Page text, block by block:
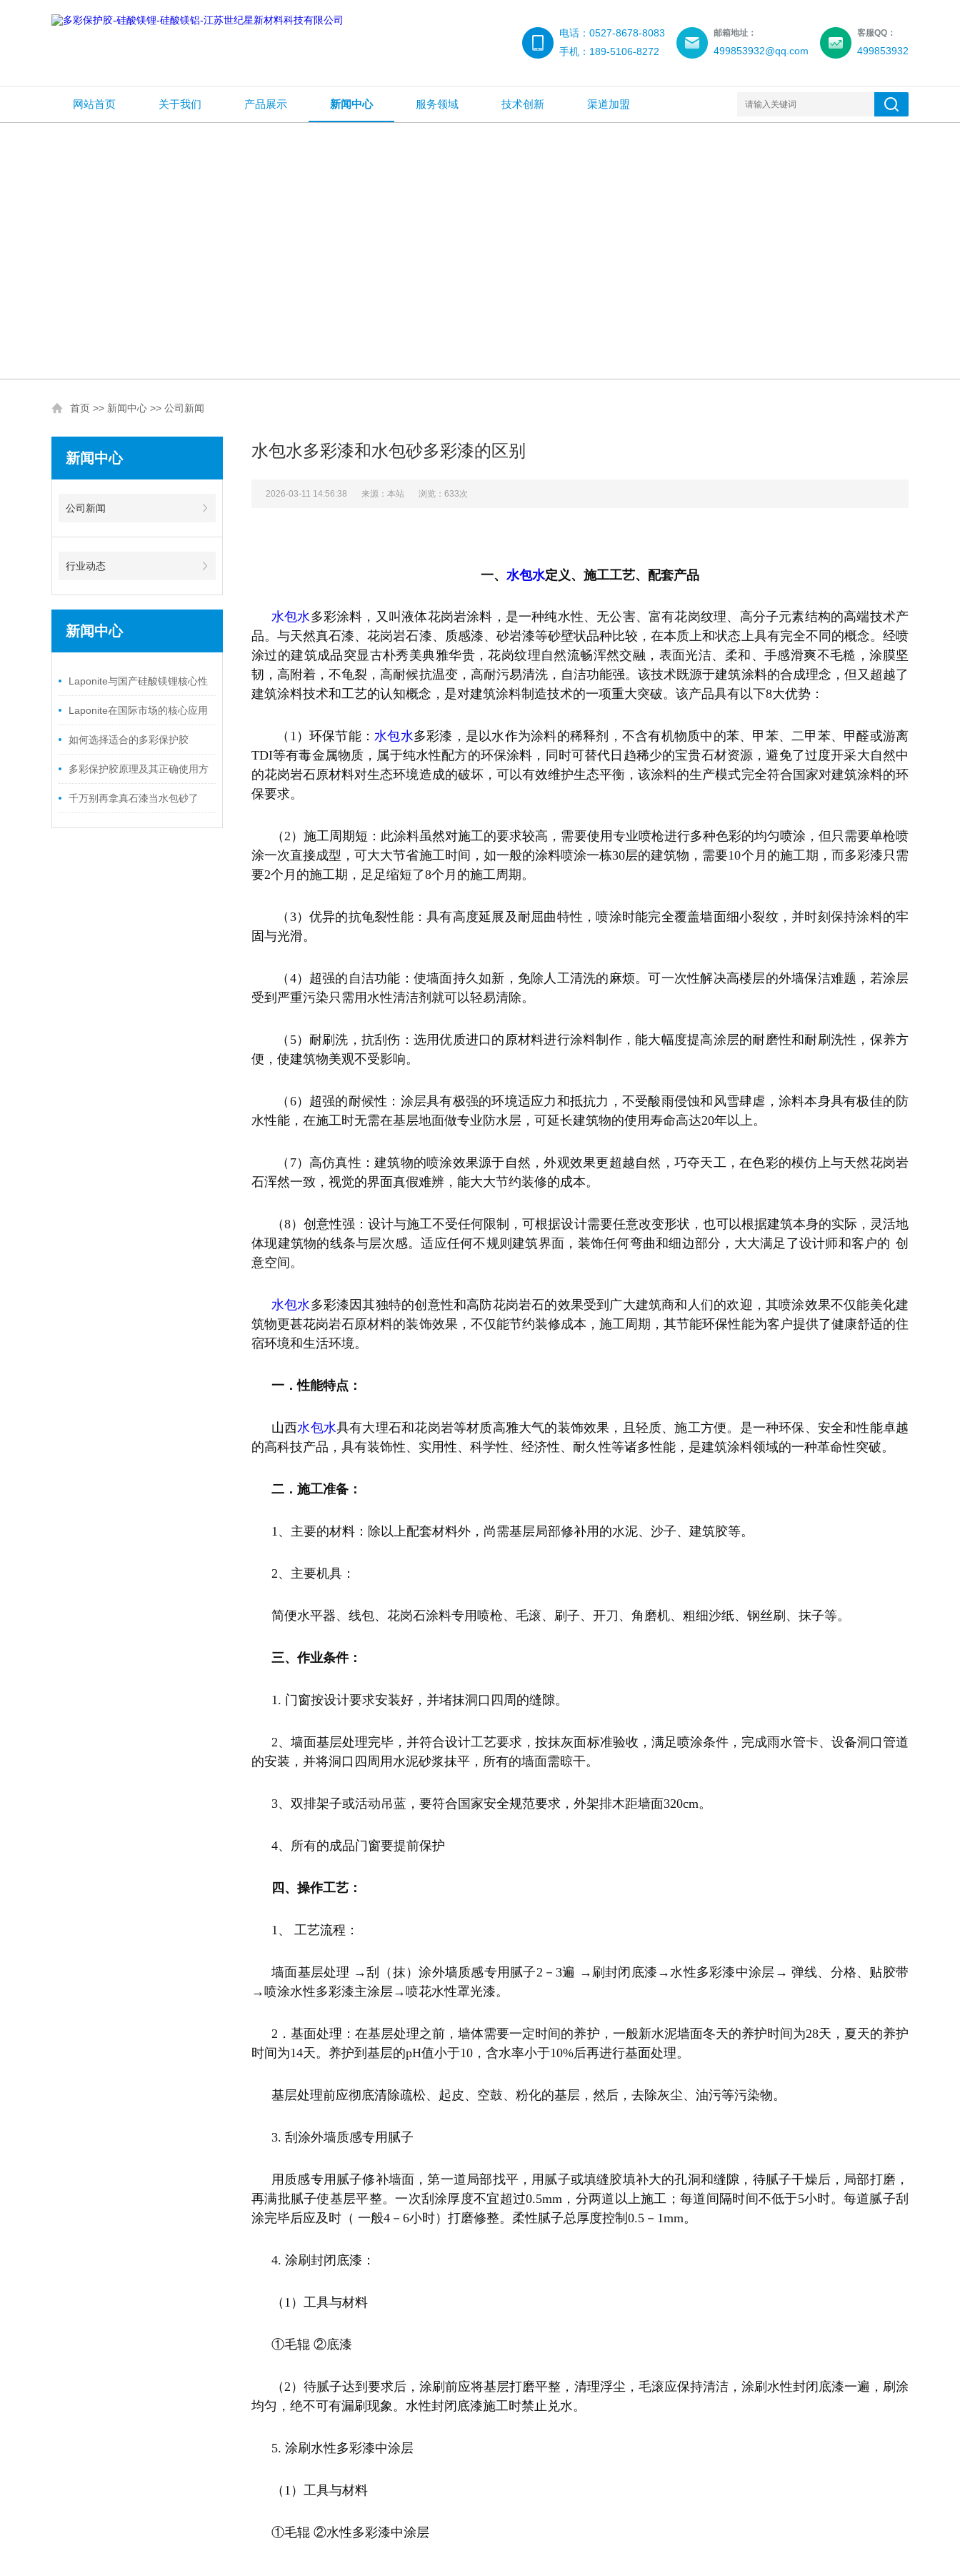
客服QQ：
499853932
邮箱地址：
499853932@qq.com
电话：0527-8678-8083
手机：189-5106-8272
网站首页 关于我们 产品展示 新闻中心 服务领域 技术创新 渠道加盟
首页 >> 新闻中心 >> 公司新闻
新闻中心
公司新闻
行业动态
新闻中心
‌Laponite与国产硅酸镁锂核心性
能对比
Laponite在国际市场的核心应用
领域如何选择适合的多彩保护胶
多彩保护胶原理及其正确使用方
法 千万别再拿真石漆当水包砂了
水包水多彩漆和水包砂多彩漆的区别
2026-03-11 14:56:38 来源：本站 浏览：633次
一、 水包水定义、施工工艺、配套产品
水包水多彩涂料，又叫液体花岗岩涂料，是一种纯水性、无公害、富有花岗纹理、高分子元素结构的高端技术产
品。与天然真石漆、花岗岩石漆、质感漆、砂岩漆等砂壁状品种比较，在本质上和状态上具有完全不同的概念。经喷
涂过的建筑成品突显古朴秀美典雅华贵，花岗纹理自然流畅浑然交融，表面光洁、柔和、手感滑爽不毛糙，涂膜坚
韧，高附着，不龟裂，高耐候抗温变，高耐污易清洗，自洁功能强。该技术既源于建筑涂料的合成理念，但又超越了
建筑涂料技术和工艺的认知概念，是对建筑涂料制造技术的一项重大突破。该产品具有以下8大优势：
（ 1）环保节能：水包水多彩漆，是以水作为涂料的稀释剂，不含有机物质中的苯、甲苯、二甲苯、甲醛或游离
TDI等有毒金属物质，属于纯水性配方的环保涂料，同时可替代日趋稀少的宝贵石材资源，避免了过度开采大自然中
的花岗岩石原材料对生态环境造成的破坏，可以有效维护生态平衡，该涂料的生产模式完全符合国家对建筑涂料的环
保要求。
（2）施工周期短：此涂料虽然对施工的要求较高，需要使用专业喷枪进行多种色彩的均匀喷涂，但只需要单枪喷
涂一次直接成型，可大大节省施工时间，如一般的涂料喷涂一栋30层的建筑物，需要10个月的施工期，而多彩漆只需
要2个月的施工期，足足缩短了8个月的施工周期。
（ 3）优异的抗龟裂性能：具有高度延展及耐屈曲特性，喷涂时能完全覆盖墙面细小裂纹，并时刻保持涂料的牢
固与光滑。
（ 4）超强的自洁功能：使墙面持久如新，免除人工清洗的麻烦。可一次性解决高楼层的外墙保洁难题，若涂层
受到严重污染只需用水性清洁剂就可以轻易清除。
（ 5）耐刷洗，抗刮伤：选用优质进口的原材料进行涂料制作，能大幅度提高涂层的耐磨性和耐刷洗性，保养方
便，使建筑物美观不受影响。
（ 6）超强的耐候性：涂层具有极强的环境适应力和抵抗力，不受酸雨侵蚀和风雪肆虐，涂料本身具有极佳的防
水性能，在施工时无需在基层地面做专业防水层，可延长建筑物的使用寿命高达20年以上。
（ 7）高仿真性：建筑物的喷涂效果源于自然，外观效果更超越自然，巧夺天工，在色彩的模仿上与天然花岗岩
石浑然一致，视觉的界面真假难辨，能大大节约装修的成本。
（8）创意性强：设计与施工不受任何限制，可根据设计需要任意改变形状，也可以根据建筑本身的实际，灵活地
体现建筑物的线条与层次感。适应任何不规则建筑界面，装饰任何弯曲和细边部分，大大满足了设计师和客户的 创
意空间。
水包水多彩漆因其独特的创意性和高防花岗岩石的效果受到广大建筑商和人们的欢迎，其喷涂效果不仅能美化建
筑物更甚花岗岩石原材料的装饰效果，不仅能节约装修成本，施工周期，其节能环保性能为客户提供了健康舒适的住
宿环境和生活环境。
一．性能特点：
山西水包水具有大理石和花岗岩等材质高雅大气的装饰效果，且轻质、施工方便。是一种环保、安全和性能卓越
的高科技产品，具有装饰性、实用性、科学性、经济性、耐久性等诸多性能，是建筑涂料领域的一种革命性突破。
二．施工准备：
1、主要的材料：除以上配套材料外，尚需基层局部修补用的水泥、沙子、建筑胶等。
2、主要机具：
简便水平器、线包、花岗石涂料专用喷枪、毛滚、刷子、开刀、角磨机、粗细沙纸、钢丝刷、抹子等。
三、作业条件：
1. 门窗按设计要求安装好，并堵抹洞口四周的缝隙。
2、墙面基层处理完毕，并符合设计工艺要求，按抹灰面标准验收，满足喷涂条件，完成雨水管卡、设备洞口管道
的安装，并将洞口四周用水泥砂浆抹平，所有的墙面需晾干。
3、双排架子或活动吊蓝，要符合国家安全规范要求，外架排木距墙面320cm。
4、所有的成品门窗要提前保护
四、操作工艺：
1、 工艺流程：
墙面基层处理 →刮（抹）涂外墙质感专用腻子2－3遍 →刷封闭底漆→水性多彩漆中涂层→ 弹线、分格、贴胶带
→喷涂水性多彩漆主涂层→喷花水性罩光漆。
2．基面处理：在基层处理之前，墙体需要一定时间的养护，一般新水泥墙面冬天的养护时间为28天，夏天的养护
时间为14天。养护到基层的pH值小于10，含水率小于10%后再进行基面处理。
基层处理前应彻底清除疏松、起皮、空鼓、粉化的基层，然后，去除灰尘、油污等污染物。
3. 刮涂外墙质感专用腻子
用质感专用腻子修补墙面，第一道局部找平，用腻子或填缝胶填补大的孔洞和缝隙，待腻子干燥后，局部打磨，
再满批腻子使基层平整。一次刮涂厚度不宜超过0.5mm，分两道以上施工；每道间隔时间不低于5小时。每道腻子刮
涂完毕后应及时（ 一般4－6小时）打磨修整。柔性腻子总厚度控制0.5－1mm。
4. 涂刷封闭底漆：
（ 1）工具与材料
①毛辊 ②底漆
（2）待腻子达到要求后，涂刷前应将基层打磨平整，清理浮尘，毛滚应保持清洁，涂刷水性封闭底漆一遍，刷涂
均匀，绝不可有漏刷现象。水性封闭底漆施工时禁止兑水。
5. 涂刷水性多彩漆中涂层
（ 1）工具与材料
①毛辊 ②水性多彩漆中涂层